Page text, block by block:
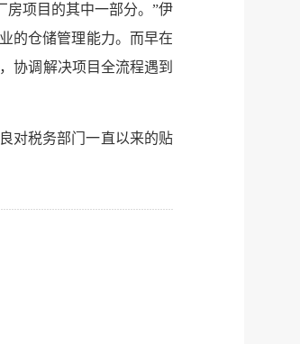
房项目的其中一部分。”伊
的仓储管理能力。而早在
协调解决项目全流程遇到
对税务部门一直以来的贴